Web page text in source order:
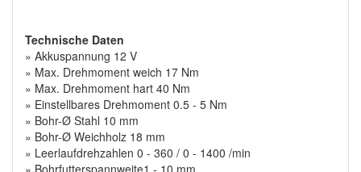
Technische Daten
» Akkuspannung 12 V
» Max. Drehmoment weich 17 Nm
» Max. Drehmoment hart 40 Nm
» Einstellbares Drehmoment 0.5 - 5 Nm
» Bohr-Ø Stahl 10 mm
» Bohr-Ø Weichholz 18 mm
» Leerlaufdrehzahlen 0 - 360 / 0 - 1400 /min
» Bohrfutterspannweite1 - 10 mm